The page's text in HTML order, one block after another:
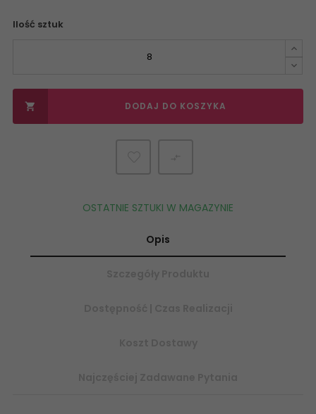
Ilość sztuk
 DODAJ DO KOSZYKA
OSTATNIE SZTUKI W MAGAZYNIE
Opis